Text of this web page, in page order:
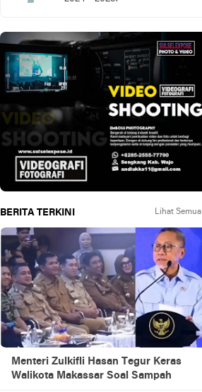
BERITA TERKINI Lihat Semua
Menteri Zulkifli Hasan Tegur Keras
Walikota Makassar Soal Sampah